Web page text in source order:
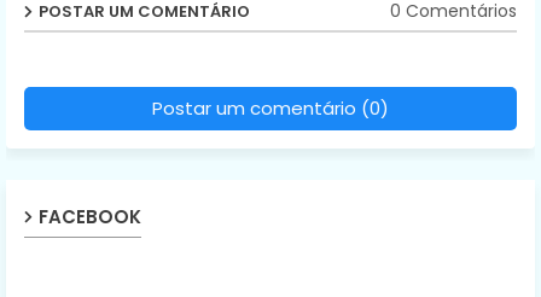
POSTAR UM COMENTÁRIO 0 Comentários
Postar um comentário (0)
FACEBOOK